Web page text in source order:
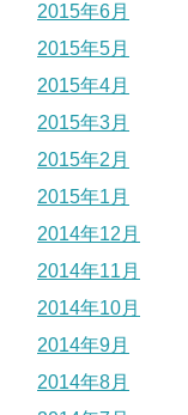
2015年6月
2015年5月
2015年4月
2015年3月
2015年2月
2015年1月
2014年12月
2014年11月
2014年10月
2014年9月
2014年8月